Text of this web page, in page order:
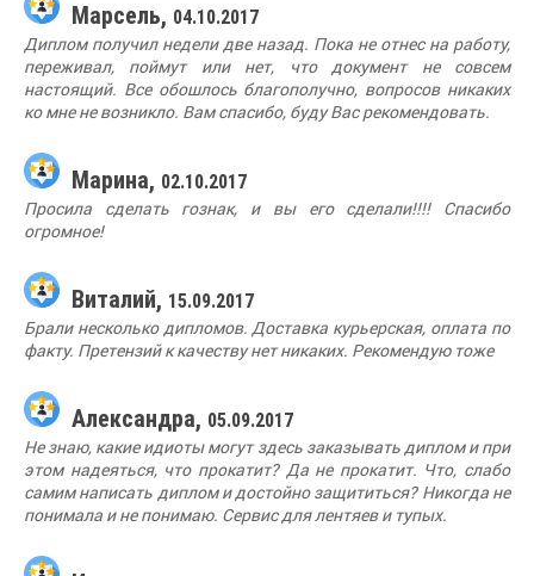
Марсель, 04.10.2017
Диплом получил недели две назад. Пока не отнес на работу,
переживал, поймут или нет, что документ не совсем
настоящий. Все обошлось благополучно, вопросов никаких
ко мне не возникло. Вам спасибо, буду Вас рекомендовать.
Марина, 02.10.2017
Просила сделать гознак, и вы его сделали!!!! Спасибо
огромное!
Виталий, 15.09.2017
Брали несколько дипломов. Доставка курьерская, оплата по
факту. Претензий к качеству нет никаких. Рекомендую тоже
Александра, 05.09.2017
Не знаю, какие идиоты могут здесь заказывать диплом и при
этом надеяться, что прокатит? Да не прокатит. Что, слабо
самим написать диплом и достойно защититься? Никогда не
понимала и не понимаю. Сервис для лентяев и тупых.